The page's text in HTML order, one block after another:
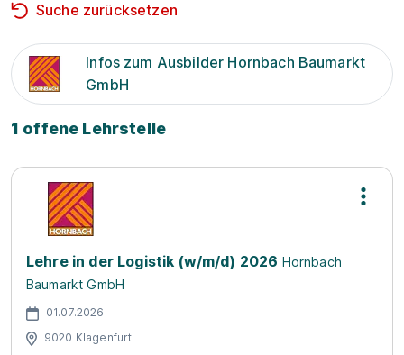
Suche zurücksetzen
Infos zum Ausbilder Hornbach Baumarkt
GmbH
1 offene Lehrstelle
Lehre in der Logistik (w/m/d) 2026 Hornbach
Baumarkt GmbH
01.07.2026
9020 Klagenfurt